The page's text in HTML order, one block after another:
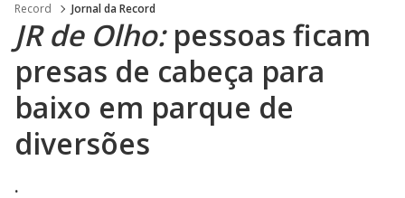
Record Jornal da Record
JR de Olho: pessoas ficam
presas de cabeça para
baixo em parque de
diversões
.